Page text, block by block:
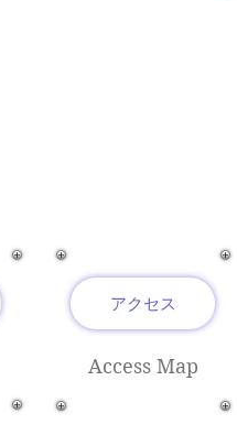
アクセス
Access Map